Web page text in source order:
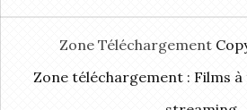
Zone Téléchargement
Zone téléchargement : Films